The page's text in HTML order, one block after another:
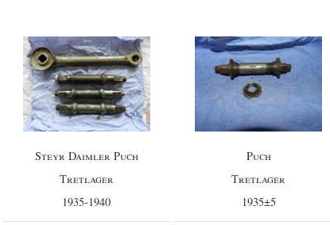
Steyr Daimler Puch
Tretlager
1935-1940
Puch
Tretlager
1935±5